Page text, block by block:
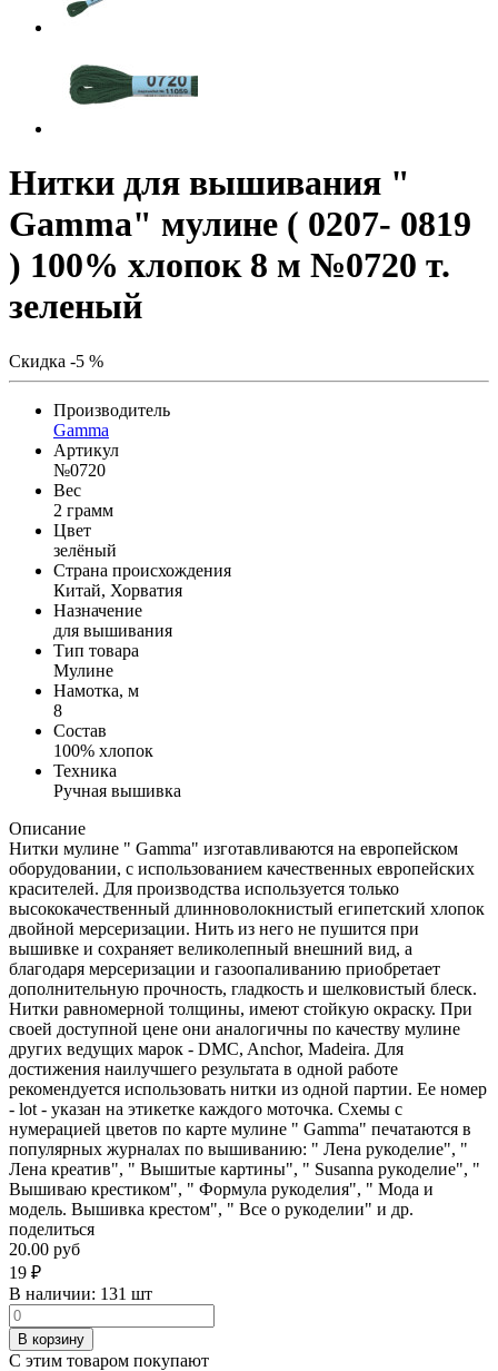
Нитки для вышивания "
Gamma" мулине ( 0207- 0819
) 100% хлопок 8 м №0720 т.
зеленый
Скидка -5 %
Производитель
Gamma
Артикул
№0720
Вес
2 грамм
Цвет
зелёный
Страна происхождения
Китай, Хорватия
Назначение
для вышивания
Тип товара
Мулине
Намотка, м
8
Состав
100% хлопок
Техника
Ручная вышивка
Описание
Нитки мулине " Gamma" изготавливаются на европейском
оборудовании, с использованием качественных европейских
красителей. Для производства используется только
высококачественный длинноволокнистый египетский хлопок
двойной мерсеризации. Нить из него не пушится при
вышивке и сохраняет великолепный внешний вид, а
благодаря мерсеризации и газоопаливанию приобретает
дополнительную прочность, гладкость и шелковистый блеск.
Нитки равномерной толщины, имеют стойкую окраску. При
своей доступной цене они аналогичны по качеству мулине
других ведущих марок - DMC, Anchor, Madeira. Для
достижения наилучшего результата в одной работе
рекомендуется использовать нитки из одной партии. Ее номер
- lot - указан на этикетке каждого моточка. Схемы с
нумерацией цветов по карте мулине " Gamma" печатаются в
популярных журналах по вышиванию: " Лена рукоделие", "
Лена креатив", " Вышитые картины", " Susanna рукоделие", "
Вышиваю крестиком", " Формула рукоделия", " Мода и
модель. Вышивка крестом", " Все о рукоделии" и др.
поделиться
20.00 руб
19 ₽
В наличии: 131 шт
В корзину
С этим товаром покупают